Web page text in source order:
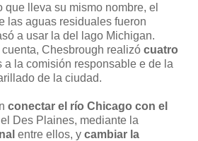
que lleva su mismo nombre, el
las aguas residuales fueron
a usar la del lago Michigan.
Chesbrough realizó cuatro
a la comisión responsable e de la
de la ciudad.
conectar el río Chicago con el
el Des Plaines, mediante la
entre ellos, y cambiar la